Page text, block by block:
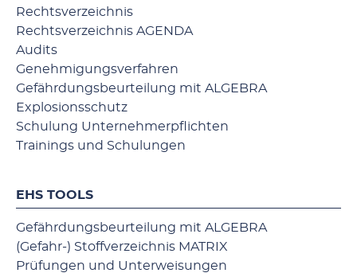
Rechtsverzeichnis
Rechtsverzeichnis AGENDA
Audits
Genehmigungsverfahren
Gefährdungsbeurteilung mit ALGEBRA
Explosionsschutz
Schulung Unternehmerpflichten
Trainings und Schulungen
EHS TOOLS
Gefährdungsbeurteilung mit ALGEBRA
(Gefahr-) Stoffverzeichnis MATRIX
Prüfungen und Unterweisungen